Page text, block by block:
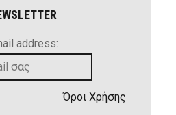
address:
Όροι Χρήσης